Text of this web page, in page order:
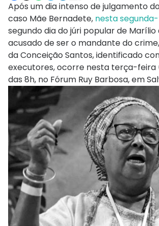
Após um dia intenso de julgamento
caso Mãe Bernadete, nesta
segundo dia do júri popular de Marílio
acusado de ser o mandante do
da Conceição Santos, identificado
executores, ocorre nesta terça-feira
das 8h, no Fórum Ruy Barbosa, em